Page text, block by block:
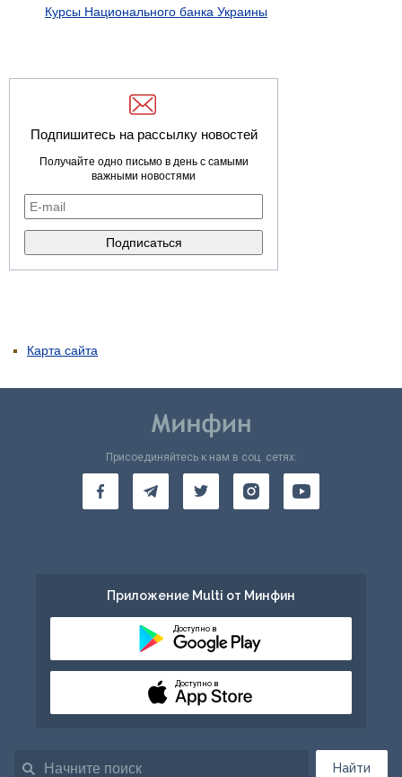
Курсы Национального банка Украины
Подпишитесь на рассылку новостей
Получайте одно письмо в день с самыми
важными новостями
Карта сайта
Найти
Присоединяйтесь к нам в соц. сетях:
Приложение Multi от Минфин
Доступно в
Доступно в